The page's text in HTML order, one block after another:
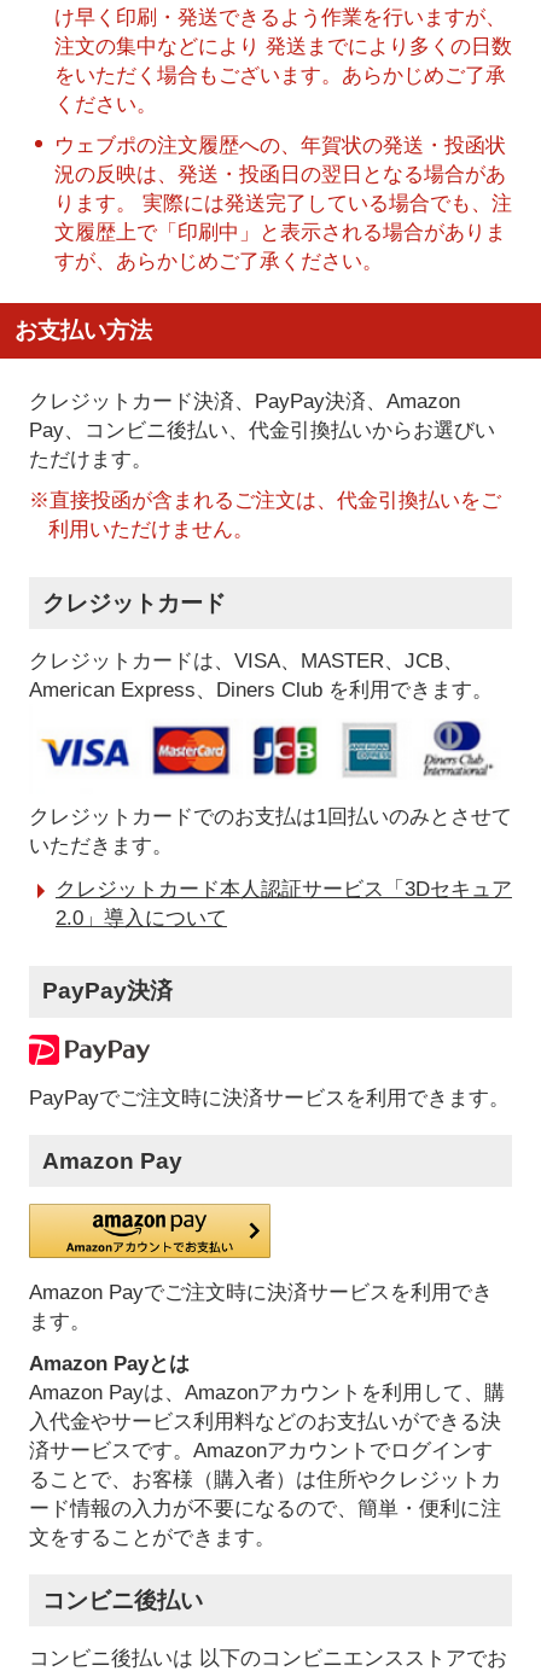
け早く印刷・発送できるよう作業を行いますが、
注文の集中などにより 発送までにより多くの日数
をいただく場合もございます。あらかじめご了承
ください。
ウェブポの注文履歴への、年賀状の発送・投函状
況の反映は、発送・投函日の翌日となる場合があ
ります。 実際には発送完了している場合でも、注
文履歴上で「印刷中」と表示される場合がありま
すが、あらかじめご了承ください。
お支払い方法
クレジットカード決済、PayPay決済、Amazon
Pay、コンビニ後払い、代金引換払いからお選びい
ただけます。
※直接投函が含まれるご注文は、代金引換払いをご
利用いただけません。
クレジットカード
クレジットカードは、VISA、MASTER、JCB、
American Express、Diners Club を利用できます。
クレジットカードでのお支払は1回払いのみとさせて
いただきます。
クレジットカード本人認証サービス「3Dセキュア
2.0」導入について
PayPay決済
PayPayでご注文時に決済サービスを利用できます。
Amazon Pay
Amazon Payでご注文時に決済サービスを利用でき
ます。
Amazon Payとは
Amazon Payは、Amazonアカウントを利用して、購
入代金やサービス利用料などのお支払いができる決
済サービスです。Amazonアカウントでログインす
ることで、お客様（購入者）は住所やクレジットカ
ード情報の入力が不要になるので、簡単・便利に注
文をすることができます。
コンビニ後払い
コンビニ後払いは 以下のコンビニエンスストアでお